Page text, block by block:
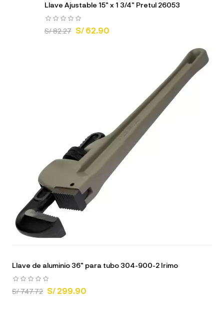
Llave Ajustable 15" x 1 3/4" Pretul 26053
S/ 82.27 S/ 62.90
Llave de aluminio 36" para tubo 304-900-2 Irimo
S/ 747.72 S/ 299.90